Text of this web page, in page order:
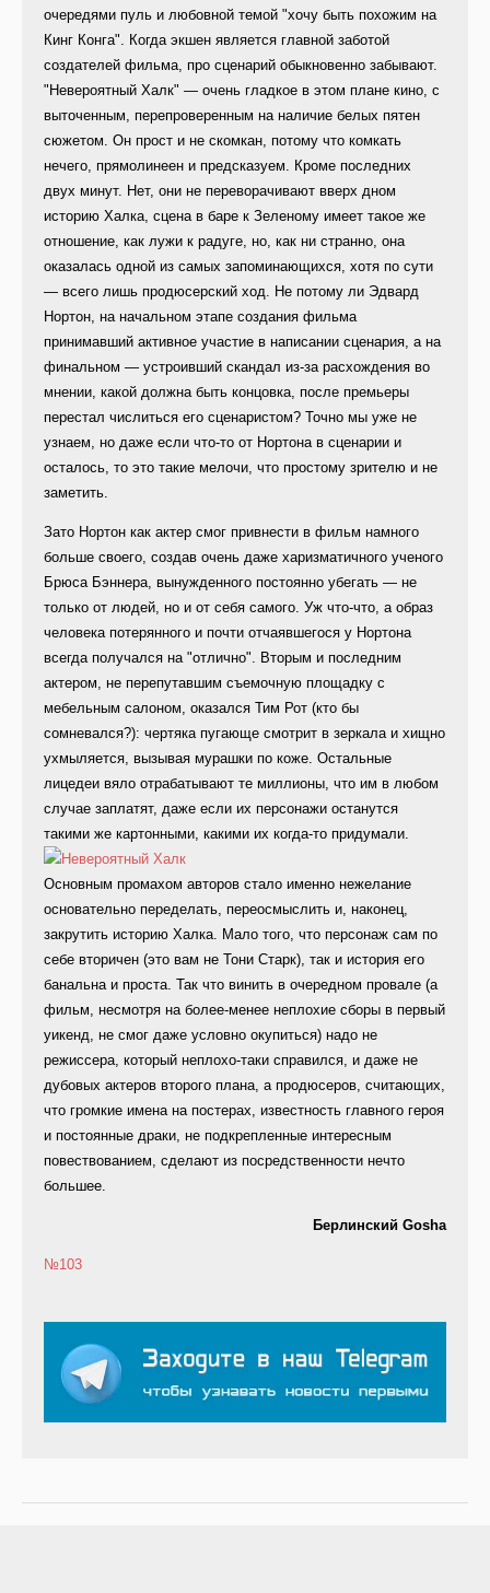
очередями пуль и любовной темой "хочу быть похожим на
Кинг Конга". Когда экшен является главной заботой
создателей фильма, про сценарий обыкновенно забывают.
"Невероятный Халк" — очень гладкое в этом плане кино, с
выточенным, перепроверенным на наличие белых пятен
сюжетом. Он прост и не скомкан, потому что комкать
нечего, прямолинеен и предсказуем. Кроме последних
двух минут. Нет, они не переворачивают вверх дном
историю Халка, сцена в баре к Зеленому имеет такое же
отношение, как лужи к радуге, но, как ни странно, она
оказалась одной из самых запоминающихся, хотя по сути
— всего лишь продюсерский ход. Не потому ли Эдвард
Нортон, на начальном этапе создания фильма
принимавший активное участие в написании сценария, а на
финальном — устроивший скандал из-за расхождения во
мнении, какой должна быть концовка, после премьеры
перестал числиться его сценаристом? Точно мы уже не
узнаем, но даже если что-то от Нортона в сценарии и
осталось, то это такие мелочи, что простому зрителю и не
заметить.
Зато Нортон как актер смог привнести в фильм намного
больше своего, создав очень даже харизматичного ученого
Брюса Бэннера, вынужденного постоянно убегать — не
только от людей, но и от себя самого. Уж что-что, а образ
человека потерянного и почти отчаявшегося у Нортона
всегда получался на "отлично". Вторым и последним
актером, не перепутавшим съемочную площадку с
мебельным салоном, оказался Тим Рот (кто бы
сомневался?): чертяка пугающе смотрит в зеркала и хищно
ухмыляется, вызывая мурашки по коже. Остальные
лицедеи вяло отрабатывают те миллионы, что им в любом
случае заплатят, даже если их персонажи останутся
такими же картонными, какими их когда-то придумали.
Основным промахом авторов стало именно нежелание
основательно переделать, переосмыслить и, наконец,
закрутить историю Халка. Мало того, что персонаж сам по
себе вторичен (это вам не Тони Старк), так и история его
банальна и проста. Так что винить в очередном провале (а
фильм, несмотря на более-менее неплохие сборы в первый
уикенд, не смог даже условно окупиться) надо не
режиссера, который неплохо-таки справился, и даже не
дубовых актеров второго плана, а продюсеров, считающих,
что громкие имена на постерах, известность главного героя
и постоянные драки, не подкрепленные интересным
повествованием, сделают из посредственности нечто
большее.
Берлинский Gosha
№103